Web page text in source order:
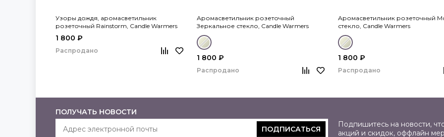
Узоры дождя, аромасветильник
розеточный Rainstorm, Candle Warmers
1 800 ₽
Распродано
Аромасветильник розеточный
Зеркальное стекло, Candle Warmers
1 800 ₽
Распродано
Аромасветильник розеточный
стекло, Candle Warmers
1 800 ₽
Распродано
ПОЛУЧАТЬ НОВОСТИ
ПОДПИСАТЬСЯ
Подпишитесь на новости,
акций и скидок, оффлайн